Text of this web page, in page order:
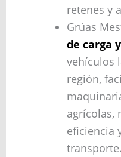
retenes y
Grúas
de carga
vehículos
región,
agrícolas,
eficiencia
transporte.